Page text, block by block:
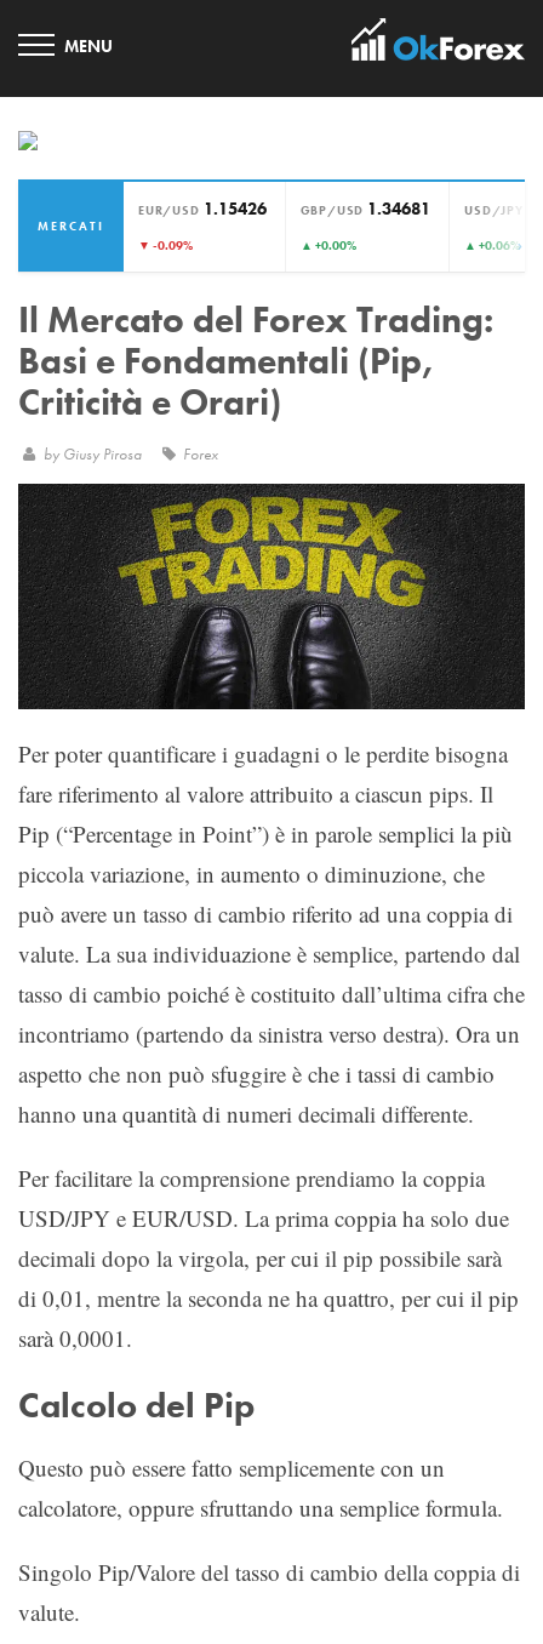
MERCATI
EUR/USD 1.15426
▼ -0.09%
GBP/USD 1.34681
▲ +0.00%
USD/JPY
▲ +0.06%›
Il Mercato del Forex Trading:
Basi e Fondamentali (Pip,
Criticità e Orari)
by Giusy Pirosa Forex
Per poter quantificare i guadagni o le perdite bisogna
fare riferimento al valore attribuito a ciascun pips. Il
Pip (“Percentage in Point”) è in parole semplici la più
piccola variazione, in aumento o diminuzione, che
può avere un tasso di cambio riferito ad una coppia di
valute. La sua individuazione è semplice, partendo dal
tasso di cambio poiché è costituito dall’ultima cifra che
incontriamo (partendo da sinistra verso destra). Ora un
aspetto che non può sfuggire è che i tassi di cambio
hanno una quantità di numeri decimali differente.
Per facilitare la comprensione prendiamo la coppia
USD/JPY e EUR/USD. La prima coppia ha solo due
decimali dopo la virgola, per cui il pip possibile sarà
di 0,01, mentre la seconda ne ha quattro, per cui il pip
sarà 0,0001.
Calcolo del Pip
Questo può essere fatto semplicemente con un
calcolatore, oppure sfruttando una semplice formula.
Singolo Pip/Valore del tasso di cambio della coppia di
valute.